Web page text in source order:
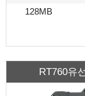
128MB
RT760유